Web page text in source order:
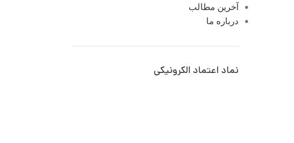
آخرین مطالب
درباره ما
نماد اعتماد الکرونیکی